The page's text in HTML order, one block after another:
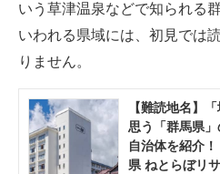
好きが集まる 比べて選べる
ビジネスと働き方のヒント
AI活用のいまが分かる
企業ITのトレンドを詳説
いう草津温泉などで知られる
いわれる県域には、初見では
りません。
【難読地名】
思う「群馬県
自治体を紹介
県 ねとらぼリ